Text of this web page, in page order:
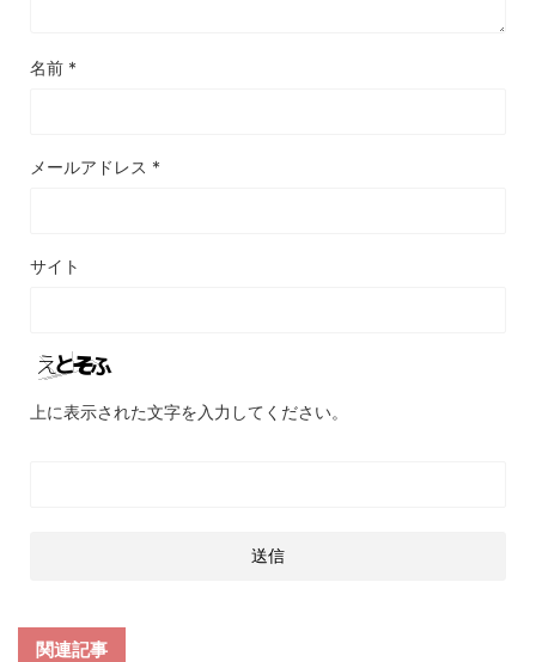
名前 *
メールアドレス *
サイト
上に表示された文字を入力してください。
関連記事